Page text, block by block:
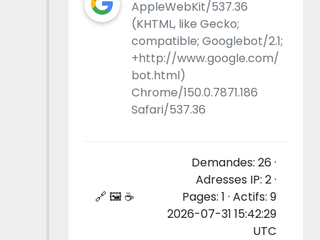
AppleWebKit/537.36
(KHTML, like Gecko;
compatible; Googlebot/2.1;
+http://www.google.com/
bot.html)
Chrome/150.0.7871.186
Safari/537.36
🔗 🖼 ☕
Demandes: 26 ·
Adresses IP: 2 ·
Pages: 1 · Actifs: 9
2026-07-31 15:42:29
UTC